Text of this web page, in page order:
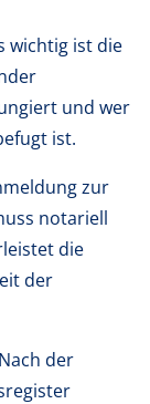
wichtig ist die
und wer
ist.
zur
notariell
die
der
der